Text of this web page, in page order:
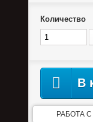
Количество
В
РАБОТА